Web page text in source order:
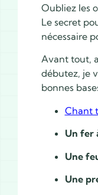
Oubliez les
Le secret
nécessaire
Avant tout,
débutez, je
bonnes
Chant
Un fer
Une
Une